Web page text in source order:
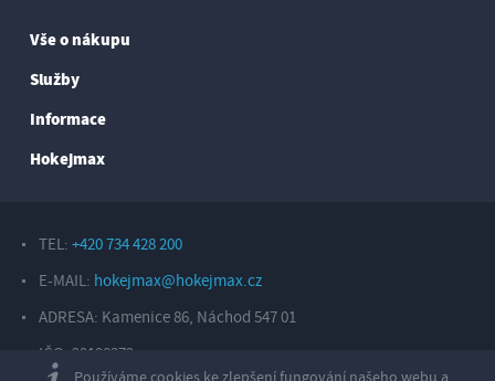
Vše o nákupu
Služby
Informace
Hokejmax
TEL: +420 734 428 200
E-MAIL: hokejmax@hokejmax.cz
ADRESA: Kamenice 86, Náchod 547 01
IČO: 29198372